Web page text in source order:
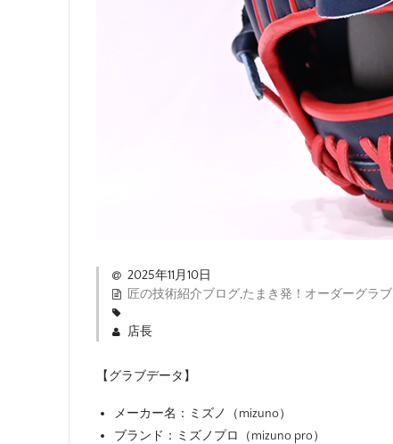
2025年11月10日
匠の技術紹介ブログ,たまき発！オーダーグラブ
店長
【グラブデータ】
メーカー名：ミズノ（mizuno）
ブランド：ミズノプロ（mizuno pro）